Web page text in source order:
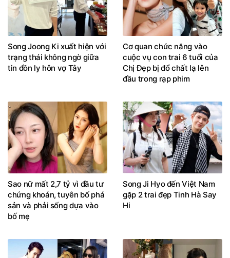
Song Joong Ki xuất hiện với
trạng thái không ngờ giữa
tin đồn ly hôn vợ Tây
Cơ quan chức năng vào
cuộc vụ con trai 6 tuổi của
Chị Đẹp bị đổ chất lạ lên
đầu trong rạp phim
Sao nữ mất 2,7 tỷ vì đầu tư
chứng khoán, tuyên bố phá
sản và phải sống dựa vào
bố mẹ
Song Ji Hyo đến Việt Nam
gặp 2 trai đẹp Tinh Hà Say
Hi